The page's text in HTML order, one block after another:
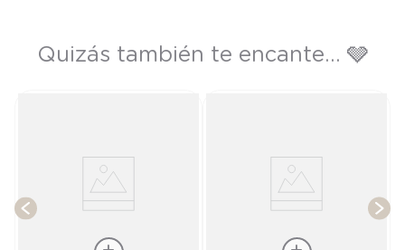
Quizás también te encante... 🩶